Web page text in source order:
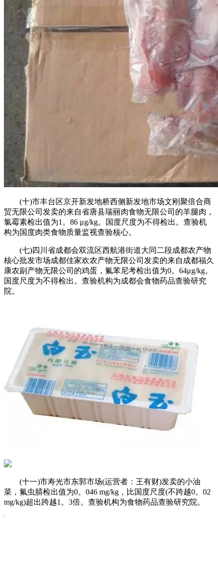
(十)市丰台区京开新发地桥西侧新发地市场文刚聚倍合商
贸无限公司发卖的来自省唐县瑞丽肉食物无限公司的羊腿肉，
氯霉素检出值为1。86 μg/kg。国度尺度为不得检出。查验机
构为国度肉类食物质量监视查验核心。
(七)四川省成都会双流区西航港街道大同二段成都农产物
核心批发市场成都佳家欢农产物无限公司发卖的来自成都福久
康农副产物无限公司的鸡蛋，氟苯尼考检出值为0。64μg/kg。
国度尺度为不得检出。查验机构为成都会食物药品查验研究
院。
(十一)市寿光市东郭市场(运营者：王有财)发卖的小油
菜，氟虫腈检出值为0。046 mg/kg，比国度尺度(不跨越0。02
mg/kg)超出跨越1。3倍。查验机构为食物药品查验研究院。